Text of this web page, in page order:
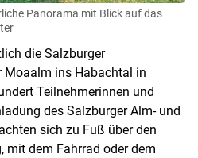
Panorama mit Blick auf das
die Salzburger
Moaalm ins Habachtal in
Teilnehmerinnen und
des Salzburger Alm- und
sich zu Fuß über den
mit dem Fahrrad oder dem